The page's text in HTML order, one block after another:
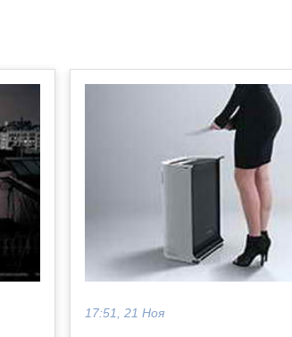
17:51, 21 Ноя